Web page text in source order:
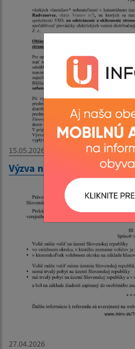
15.05.2026
Výzva na vykonanie výrubu
27.04.2026